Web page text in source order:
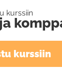
kurssiin
kurssiin